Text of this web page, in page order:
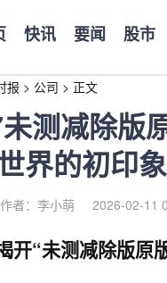
快讯 要闻 股市
报 > 公司 > 正文
测减除版
界的初印象
作者：李小萌 2026-02-11
开“未测减除版原